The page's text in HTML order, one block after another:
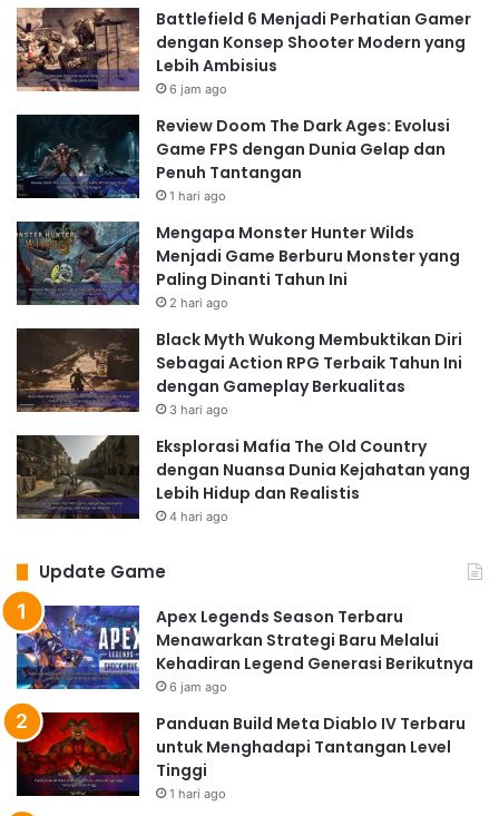
realistis. Kita bisa mengharapkan efek pencahayaan
yang dinamis, partikel yang realistis, dan teknologi
rendering yang canggih untuk menciptakan
pengalaman bermain yang luar biasa.
Read Also:
15 Game Mobile Terbaik di Tahun 2025 yang
Wajib Kamu Coba Sebelum Kehabisan
Storage!"
Genre Racing
Pecinta balap mobil juga akan dimanjakan
dengangame mobile grafik Ultra HD. Bayangkan
detail mobil yang sangat realistis, lintasan balap yang
detail, dan efek cuaca yang dinamis.Game racing
yang lebih imersif, dengan fisika yang akurat dan
kontrol yang responsif. Teknologi
kemungkinan akan diimplementasikan untuk
menciptakan efek pencahayaan dan pantulan yang
lebih realistis. Kita bisa mengharapkan kualitas visual
yang setara, bahkan melebihi,
generasi sebelumnya.
Genre First-Person Shooter (FPS)
Genre FPSdi mobile akan semakin populer dengan
Battlefield 6 Menjadi Perhatian Gamer
dengan Konsep Shooter Modern yang
Lebih Ambisius
6 jam ago
Review Doom The Dark Ages: Evolusi
Game FPS dengan Dunia Gelap dan
Penuh Tantangan
1 hari ago
Mengapa Monster Hunter Wilds
Menjadi Game Berburu Monster yang
Paling Dinanti Tahun Ini
2 hari ago
Black Myth Wukong Membuktikan Diri
Sebagai Action RPG Terbaik Tahun Ini
dengan Gameplay Berkualitas
3 hari ago
Eksplorasi Mafia The Old Country
dengan Nuansa Dunia Kejahatan yang
Lebih Hidup dan Realistis
4 hari ago
Update Game
Apex Legends Season Terbaru
Menawarkan Strategi Baru Melalui
Kehadiran Legend Generasi Berikutnya
6 jam ago
Panduan Build Meta Diablo IV Terbaru
untuk Menghadapi Tantangan Level
Tinggi
1 hari ago